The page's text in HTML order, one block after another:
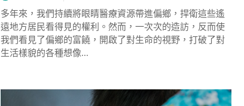
多年來，我們持續將眼睛醫療資源帶進偏鄉，捍衛這些遙
遠地方居民看得見的權利。然而，一次次的造訪，反而使
我們看見了偏鄉的富饒，開啟了對生命的視野，打破了對
生活樣貌的各種想像...